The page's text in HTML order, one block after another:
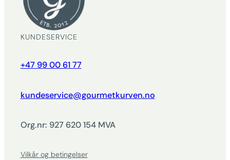
KUNDESERVICE
+47 99 00 61 77
kundeservice@gourmetkurven.no
Org.nr: 927 620 154 MVA
Vilkår og betingelser